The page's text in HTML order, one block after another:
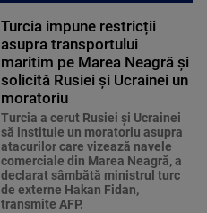
Turcia impune restricții
asupra transportului
maritim pe Marea Neagră și
solicită Rusiei și Ucrainei un
moratoriu
Turcia a cerut Rusiei și Ucrainei
să instituie un moratoriu asupra
atacurilor care vizează navele
comerciale din Marea Neagră, a
declarat sâmbătă ministrul turc
de externe Hakan Fidan,
transmite AFP.